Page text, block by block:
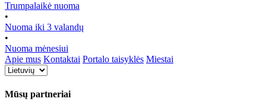
Trumpalaikė nuoma
•
Nuoma iki 3 valandų
•
Nuoma mėnesiui
Apie mus Kontaktai Portalo taisyklės Miestai
Mūsų partneriai